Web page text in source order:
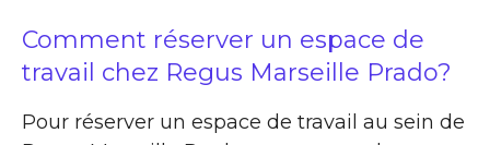
Comment réserver un espace de
travail chez Regus Marseille Prado?
Pour réserver un espace de travail au sein de